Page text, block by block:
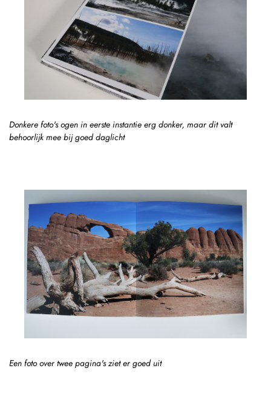
Donkere foto's ogen in eerste instantie erg donker, maar dit valt
behoorlijk mee bij goed daglicht
Een foto over twee pagina's ziet er goed uit